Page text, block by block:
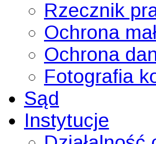
Rzecznik
Ochrona
Ochrona
Fotografia
Sąd
Instytucje